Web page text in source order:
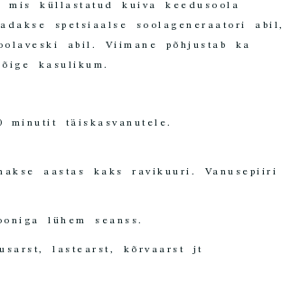
mis küllastatud kuiva keedusoola
spetsiaalse soolageneraatori abil,
abil. Viimane põhjustab ka
kasulikum.
ja 40-60 minutit täiskasvanutele.
aastas kaks ravikuuri. Vanusepiiri
lühem seanss.
lastearst, kõrvaarst jt